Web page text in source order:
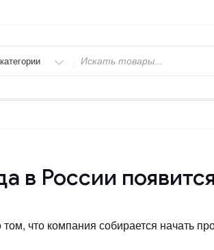
в России
что компания собирается начать